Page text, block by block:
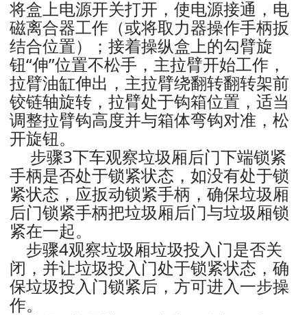
将盒上电源开关打开，使电源接通，电
磁离合器工作（或将取力器操作手柄扳
结合位置）；接着操纵盒上的勾臂旋
钮“伸”位置不松手，主拉臂开始工作，
拉臂油缸伸出，主拉臂绕翻转翻转架前
铰链轴旋转，拉臂处于钩箱位置，适当
调整拉臂钩高度并与箱体弯钩对准，松
开旋钮。
步骤3下车观察垃圾厢后门下端锁紧
手柄是否处于锁紧状态，如没有处于锁
紧状态，应扳动锁紧手柄，确保垃圾厢
后门锁紧手柄把垃圾厢后门与垃圾厢锁
紧在一起。
步骤4观察垃圾厢垃圾投入门是否关
闭，并让垃圾投入门处于锁紧状态，确
保垃圾投入门锁紧后，方可进入一步操
作。